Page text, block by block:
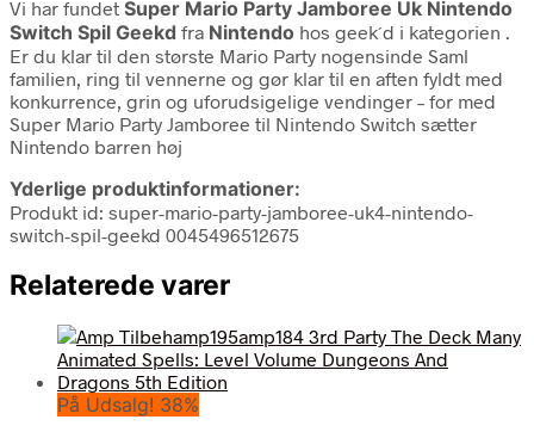
Vi har fundet Super Mario Party Jamboree Uk Nintendo
Switch Spil Geekd fra Nintendo hos geek´d i kategorien .
Er du klar til den største Mario Party nogensinde Saml
familien, ring til vennerne og gør klar til en aften fyldt med
konkurrence, grin og uforudsigelige vendinger – for med
Super Mario Party Jamboree til Nintendo Switch sætter
Nintendo barren høj
Yderlige produktinformationer:
Produkt id: super-mario-party-jamboree-uk4-nintendo-
switch-spil-geekd 0045496512675
Relaterede varer
På Udsalg! 38%